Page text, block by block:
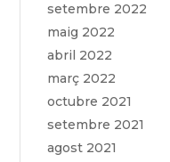
setembre 2022
maig 2022
abril 2022
març 2022
octubre 2021
setembre 2021
agost 2021